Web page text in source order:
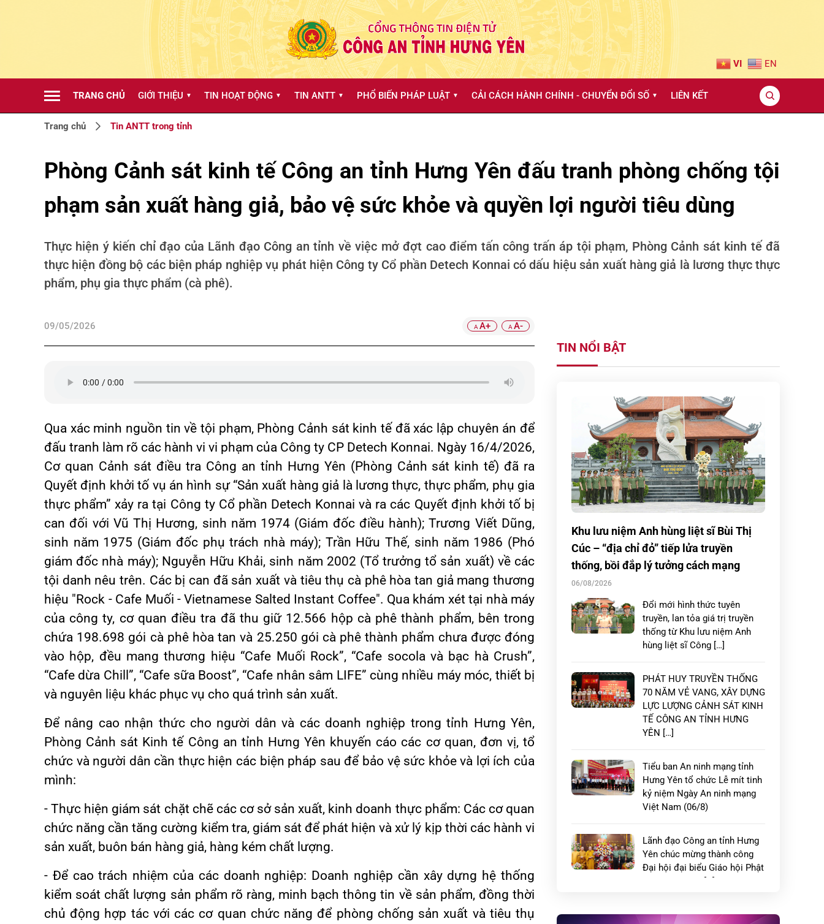
VI EN
TRANG CHỦ GIỚI THIỆU ▼ TIN HOẠT ĐỘNG ▼ TIN ANTT ▼ PHỔ BIẾN PHÁP LUẬT ▼ CẢI CÁCH HÀNH CHÍNH - CHUYỂN ĐỔI SỐ ▼ LIÊN KẾT
Trang chủ Tin ANTT trong tỉnh
Phòng Cảnh sát kinh tế Công an tỉnh Hưng Yên đấu tranh phòng chống tội
phạm sản xuất hàng giả, bảo vệ sức khỏe và quyền lợi người tiêu dùng
Thực hiện ý kiến chỉ đạo của Lãnh đạo Công an tỉnh về việc mở đợt cao điểm tấn công trấn áp tội phạm, Phòng Cảnh sát kinh tế đã
thực hiện đồng bộ các biện pháp nghiệp vụ phát hiện Công ty Cổ phần Detech Konnai có dấu hiệu sản xuất hàng giả là lương thực thực
phẩm, phụ gia thực phẩm (cà phê).
09/05/2026 A A+ A A-
Qua xác minh nguồn tin về tội phạm, Phòng Cảnh sát kinh tế đã xác lập chuyên án để
đấu tranh làm rõ các hành vi vi phạm của Công ty CP Detech Konnai. Ngày 16/4/2026,
Cơ quan Cảnh sát điều tra Công an tỉnh Hưng Yên (Phòng Cảnh sát kinh tế) đã ra
Quyết định khởi tố vụ án hình sự “Sản xuất hàng giả là lương thực, thực phẩm, phụ gia
thực phẩm” xảy ra tại Công ty Cổ phần Detech Konnai và ra các Quyết định khởi tố bị
can đối với Vũ Thị Hương, sinh năm 1974 (Giám đốc điều hành); Trương Viết Dũng,
sinh năm 1975 (Giám đốc phụ trách nhà máy); Trần Hữu Thế, sinh năm 1986 (Phó
giám đốc nhà máy); Nguyễn Hữu Khải, sinh năm 2002 (Tổ trưởng tổ sản xuất) về các
tội danh nêu trên. Các bị can đã sản xuất và tiêu thụ cà phê hòa tan giả mang thương
hiệu "Rock - Cafe Muối - Vietnamese Salted Instant Coffee". Qua khám xét tại nhà máy
của công ty, cơ quan điều tra đã thu giữ 12.566 hộp cà phê thành phẩm, bên trong
chứa 198.698 gói cà phê hòa tan và 25.250 gói cà phê thành phẩm chưa được đóng
vào hộp, đều mang thương hiệu “Cafe Muối Rock”, “Cafe socola và bạc hà Crush”,
“Cafe dừa Chill”, “Cafe sữa Boost”, “Cafe nhân sâm LIFE” cùng nhiều máy móc, thiết bị
và nguyên liệu khác phục vụ cho quá trình sản xuất.
Để nâng cao nhận thức cho người dân và các doanh nghiệp trong tỉnh Hưng Yên,
Phòng Cảnh sát Kinh tế Công an tỉnh Hưng Yên khuyến cáo các cơ quan, đơn vị, tổ
chức và người dân cần thực hiện các biện pháp sau để bảo vệ sức khỏe và lợi ích của
mình:
- Thực hiện giám sát chặt chẽ các cơ sở sản xuất, kinh doanh thực phẩm: Các cơ quan
chức năng cần tăng cường kiểm tra, giám sát để phát hiện và xử lý kịp thời các hành vi
sản xuất, buôn bán hàng giả, hàng kém chất lượng.
- Để cao trách nhiệm của các doanh nghiệp: Doanh nghiệp cần xây dựng hệ thống
kiểm soát chất lượng sản phẩm rõ ràng, minh bạch thông tin về sản phẩm, đồng thời
chủ động hợp tác với các cơ quan chức năng để phòng chống sản xuất và tiêu thụ
TIN NỔI BẬT
Khu lưu niệm Anh hùng liệt sĩ Bùi Thị
Cúc – “địa chỉ đỏ” tiếp lửa truyền
thống, bồi đắp lý tưởng cách mạng
06/08/2026
Đổi mới hình thức tuyên
truyền, lan tỏa giá trị truyền
thống từ Khu lưu niệm Anh
hùng liệt sĩ Công […]
PHÁT HUY TRUYỀN THỐNG
70 NĂM VẺ VANG, XÂY DỰNG
LỰC LƯỢNG CẢNH SÁT KINH
TẾ CÔNG AN TỈNH HƯNG
YÊN […]
Tiểu ban An ninh mạng tỉnh
Hưng Yên tổ chức Lễ mít tinh
kỷ niệm Ngày An ninh mạng
Việt Nam (06/8)
Lãnh đạo Công an tỉnh Hưng
Yên chúc mừng thành công
Đại hội đại biểu Giáo hội Phật
giáo Việt Nam […]